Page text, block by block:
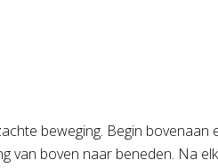
beweging. Begin
van boven naar beneden. Na